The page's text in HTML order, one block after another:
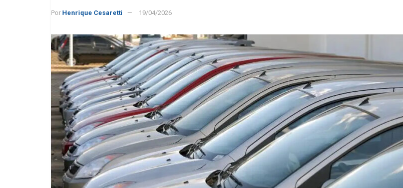
Por Henrique Cesaretti 19/04/2026